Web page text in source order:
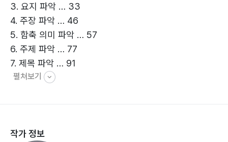
3. 요지 파악 … 33
4. 주장 파악 … 46
5. 함축 의미 파악 … 57
6. 주제 파악 … 77
7. 제목 파악 … 91
8. 어법 문제 … 103
12. 순서 배열 … 180
펼쳐보기
작가 정보